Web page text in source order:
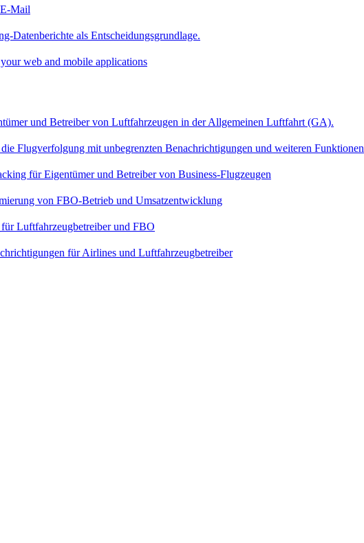
Mail
Datenberichte als Entscheidungsgrundlage.
web and mobile applications
und Betreiber von Luftfahrzeugen in der Allgemeinen Luftfahrt (GA).
Flugverfolgung mit unbegrenzten Benachrichtigungen und weiteren Funktionen
für Eigentümer und Betreiber von Business-Flugzeugen
von FBO-Betrieb und Umsatzentwicklung
Luftfahrzeugbetreiber und FBO
für Airlines und Luftfahrzeugbetreiber